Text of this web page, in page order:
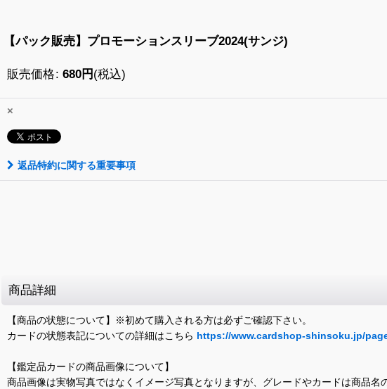
【パック販売】プロモーションスリーブ2024(サンジ)
販売価格: 680円 (税込)
×
返品特約に関する重要事項
商品詳細
【商品の状態について】※初めて購入される方は必ずご確認下さい。
カードの状態表記についての詳細はこちら https://www.cardshop-shinsoku.jp/
【鑑定品カードの商品画像について】
商品画像は実物写真ではなくイメージ写真となりますが、グレードやカードは商品名